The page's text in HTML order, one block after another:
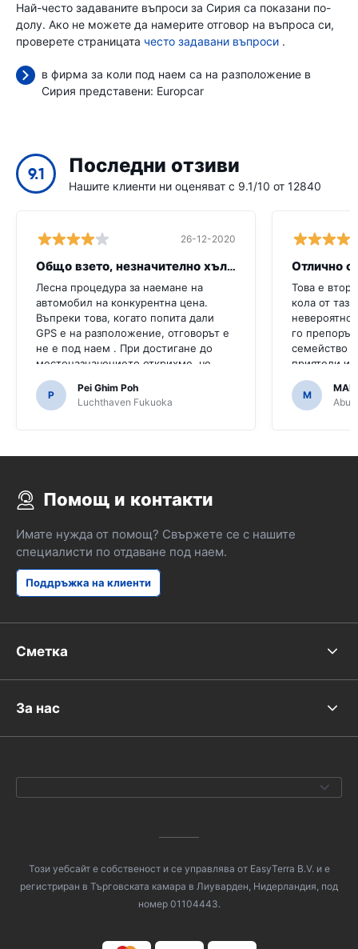
Най-често задаваните въпроси за Сирия са показани по-
долу. Ако не можете да намерите отговор на въпроса си,
проверете страницата често задавани въпроси .
в фирма за коли под наем са на разположение в
Сирия представени: Europcar
9.1 Последни отзиви
Нашите клиенти ни оценяват с 9.1/10 от 12840
26-12-2020
Общо взето, незначително хълцане
Лесна процедура за наемане на
автомобил на конкурентна цена.
Въпреки това, когато попита дали
GPS е на разположение, отговорът е
не е под наем . При достигане до
местоназначението открихме, че
колата е с GPS.Би било ужасно, ако
решихме да купим GPS, тъй като е
необходимо да се движим по
P
Pei Ghim Poh
Luchthaven Fukuoka
Отлично
Това е
кола от
го
семейство
приятели и
че го
M
Abu
Помощ и контакти
Имате нужда от помощ? Свържете се с нашите
специалисти по отдаване под наем.
Поддръжка на клиенти
Сметка
За нас
Този уебсайт е собственост и се управлява от EasyTerra B.V. и е
регистриран в Търговската камара в Лиуварден, Нидерландия, под
номер 01104443.